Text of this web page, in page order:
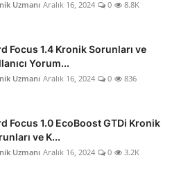
Uzmanı Aralık 16, 2024 0 8.8K
Focus 1.4 Kronik Sorunları ve
Yorum...
Uzmanı Aralık 16, 2024 0 836
Focus 1.0 EcoBoost GTDi Kronik
ve K...
Uzmanı Aralık 16, 2024 0 3.2K